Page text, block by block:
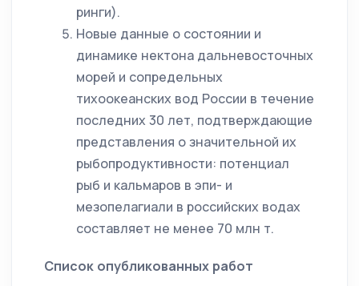
ринги).
Новые данные о состоянии и
динамике нектона дальневосточных
морей и сопредельных
тихоокеанских вод России в течение
последних 30 лет, подтверждающие
представления о значительной их
рыбопродуктивности: потенциал
рыб и кальмаров в эпи- и
мезопелагиали в российских водах
составляет не менее 70 млн т.
Список опубликованных работ